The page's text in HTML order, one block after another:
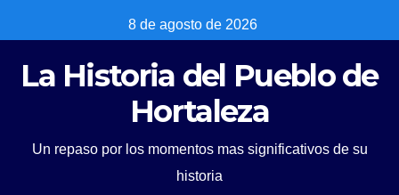
to
content
8 de agosto de 2026
La Historia del Pueblo de
Hortaleza
Un repaso por los momentos mas significativos de su
historia